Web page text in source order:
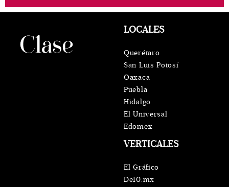
VERTICALES
El Gráfico
De10.mx
LOCALES
Querétaro
San Luis Potosí
Oaxaca
Puebla
Hidalgo
El Universal
Edomex